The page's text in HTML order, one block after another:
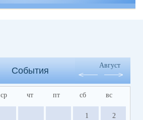
События
Август
ср чт пт сб вс
1 2